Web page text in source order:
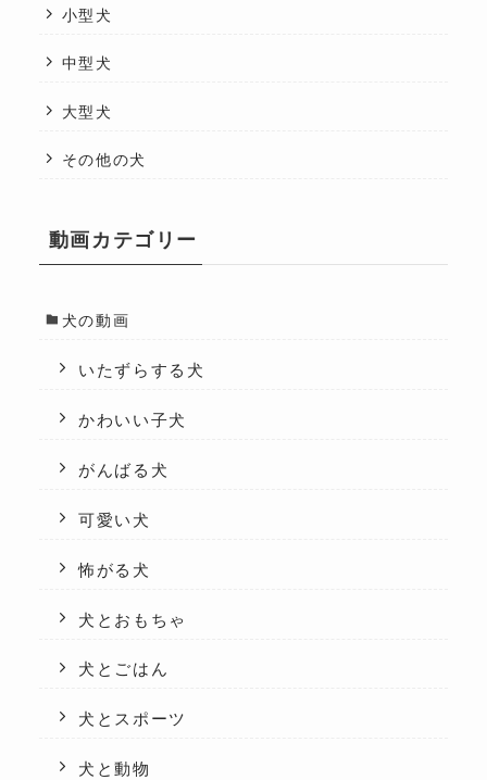
小型犬
中型犬
大型犬
その他の犬
動画カテゴリー
犬の動画
いたずらする犬
かわいい子犬
がんばる犬
可愛い犬
怖がる犬
犬とおもちゃ
犬とごはん
犬とスポーツ
犬と動物